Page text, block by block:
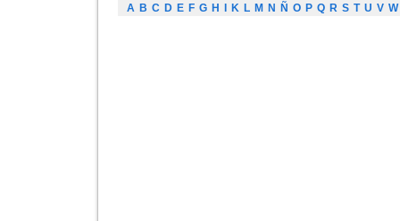
A B C D E F G H K L M N Ñ O P Q R S T U V W